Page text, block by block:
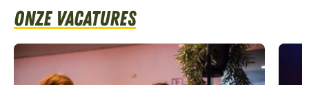
Onze vacatures